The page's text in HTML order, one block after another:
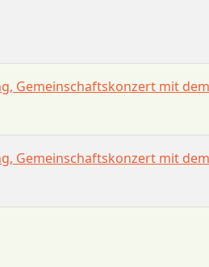
Gemeinschaftskonzert mit
Gemeinschaftskonzert mit